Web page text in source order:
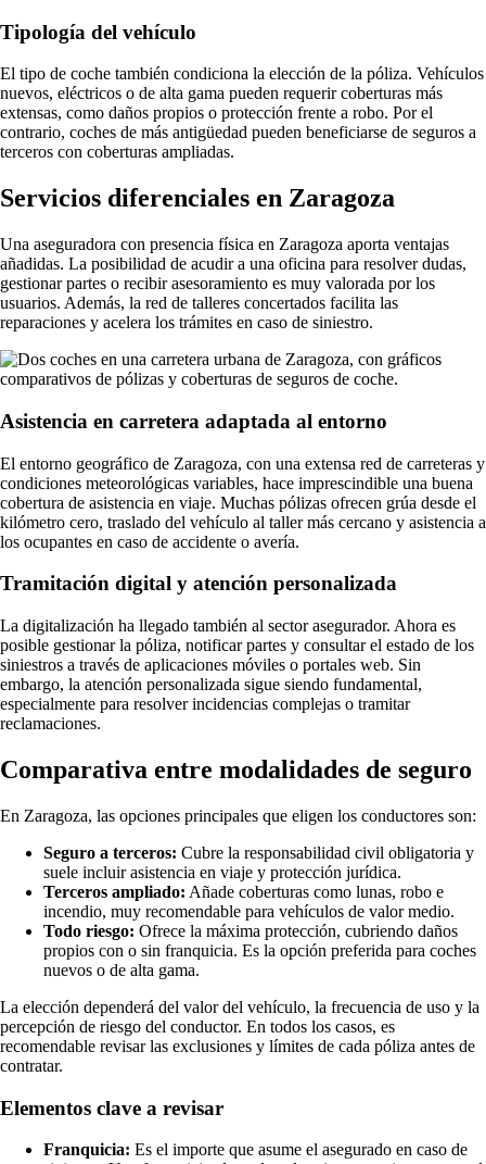
Tipología del vehículo
El tipo de coche también condiciona la elección de la póliza. Vehículos
nuevos, eléctricos o de alta gama pueden requerir coberturas más
extensas, como daños propios o protección frente a robo. Por el
contrario, coches de más antigüedad pueden beneficiarse de seguros a
terceros con coberturas ampliadas.
Servicios diferenciales en Zaragoza
Una aseguradora con presencia física en Zaragoza aporta ventajas
añadidas. La posibilidad de acudir a una oficina para resolver dudas,
gestionar partes o recibir asesoramiento es muy valorada por los
usuarios. Además, la red de talleres concertados facilita las
reparaciones y acelera los trámites en caso de siniestro.
Asistencia en carretera adaptada al entorno
El entorno geográfico de Zaragoza, con una extensa red de carreteras y
condiciones meteorológicas variables, hace imprescindible una buena
cobertura de asistencia en viaje. Muchas pólizas ofrecen grúa desde el
kilómetro cero, traslado del vehículo al taller más cercano y asistencia a
los ocupantes en caso de accidente o avería.
Tramitación digital y atención personalizada
La digitalización ha llegado también al sector asegurador. Ahora es
posible gestionar la póliza, notificar partes y consultar el estado de los
siniestros a través de aplicaciones móviles o portales web. Sin
embargo, la atención personalizada sigue siendo fundamental,
especialmente para resolver incidencias complejas o tramitar
reclamaciones.
Comparativa entre modalidades de seguro
En Zaragoza, las opciones principales que eligen los conductores son:
Seguro a terceros: Cubre la responsabilidad civil obligatoria y
suele incluir asistencia en viaje y protección jurídica.
Terceros ampliado: Añade coberturas como lunas, robo e
incendio, muy recomendable para vehículos de valor medio.
Todo riesgo: Ofrece la máxima protección, cubriendo daños
propios con o sin franquicia. Es la opción preferida para coches
nuevos o de alta gama.
La elección dependerá del valor del vehículo, la frecuencia de uso y la
percepción de riesgo del conductor. En todos los casos, es
recomendable revisar las exclusiones y límites de cada póliza antes de
contratar.
Elementos clave a revisar
Franquicia: Es el importe que asume el asegurado en caso de